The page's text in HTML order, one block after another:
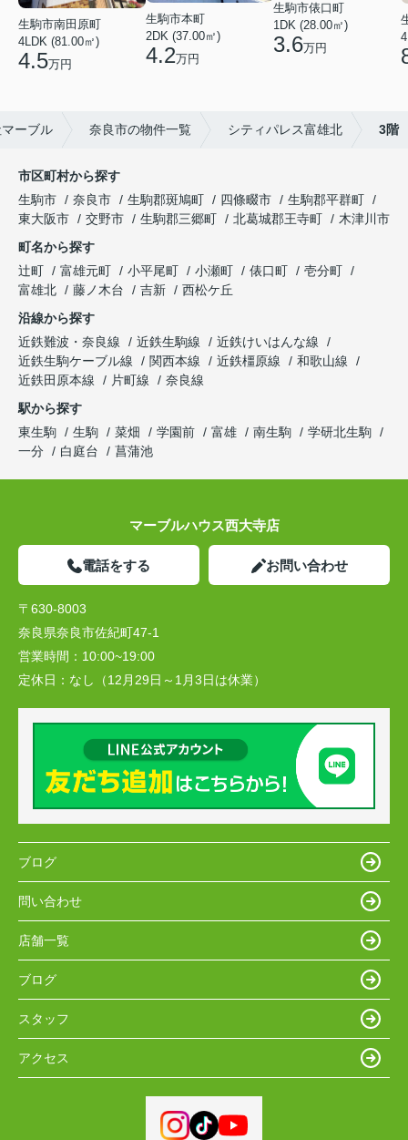
生駒市南田原町
4LDK (81.00㎡)
4.5万円
生駒市本町
2DK (37.00㎡)
4.2万円
生駒市俵口町
1DK (28.00㎡)
3.6万円
ーブル 奈良市の物件一覧 シティパレス富雄北 3階
市区町村から探す
生駒市
奈良市 生駒郡斑鳩町 四條畷市
生駒郡平群町
東大阪市
交野市 生駒郡三郷町 北葛城郡王寺町
木津川市
町名から探す
辻町
富雄元町 小平尾町 小瀬町 俵口町
壱分町
富雄北
藤ノ木台 吉新
西松ケ丘
沿線から探す
近鉄難波・奈良線
近鉄生駒線
近鉄けいはんな線
近鉄生駒ケーブル線
関西本線 近鉄橿原線
和歌山線
近鉄田原本線
片町線
奈良線
駅から探す
東生駒
生駒 菜畑 学園前 富雄 南生駒
学研北生駒
一分
白庭台 菖蒲池
マーブルハウス西大寺店
電話をする お問い合わせ
〒630-8003
奈良県奈良市佐紀町47-1
営業時間： 10:00~19:00
定休日： なし（12月29日～1月3日は休業）
ブログ
問い合わせ
店舗一覧
ブログ
スタッフ
アクセス